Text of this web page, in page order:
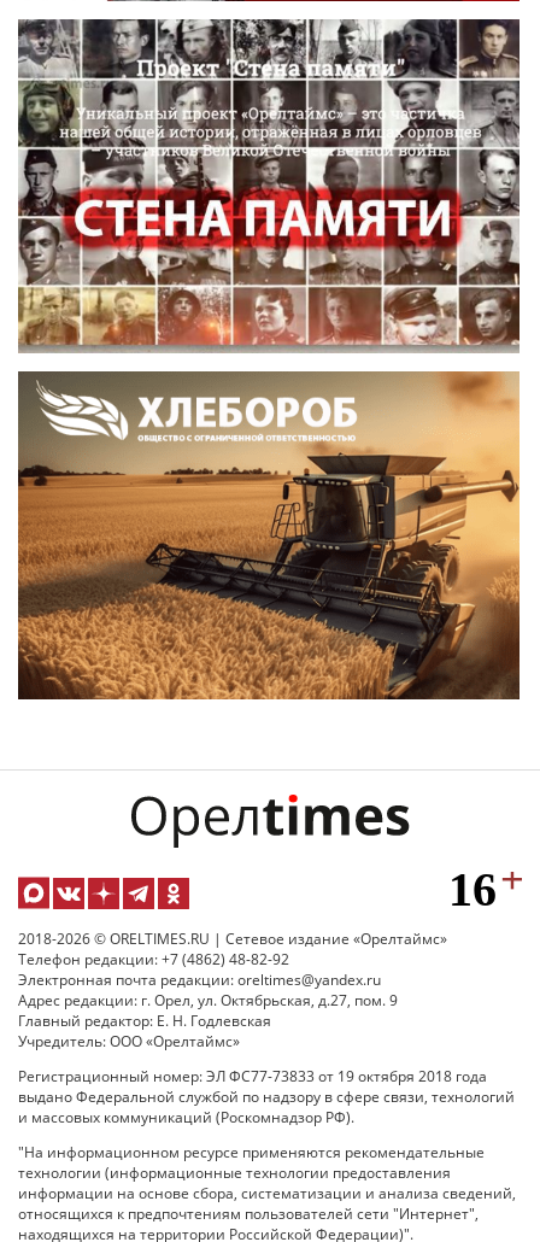
2018-2026 © ORELTIMES.RU | Сетевое издание «Орелтаймс»
Телефон редакции: +7 (4862) 48-82-92
Электронная почта редакции: oreltimes@yandex.ru
Адрес редакции: г. Орел, ул. Октябрьская, д.27, пом. 9
Главный редактор: Е. Н. Годлевская
Учредитель: ООО «Орелтаймс»
Регистрационный номер: ЭЛ ФС77-73833 от 19 октября 2018 года
выдано Федеральной службой по надзору в сфере связи, технологий
и массовых коммуникаций (Роскомнадзор РФ).
"На информационном ресурсе применяются рекомендательные
технологии (информационные технологии предоставления
информации на основе сбора, систематизации и анализа сведений,
относящихся к предпочтениям пользователей сети "Интернет",
находящихся на территории Российской Федерации)".